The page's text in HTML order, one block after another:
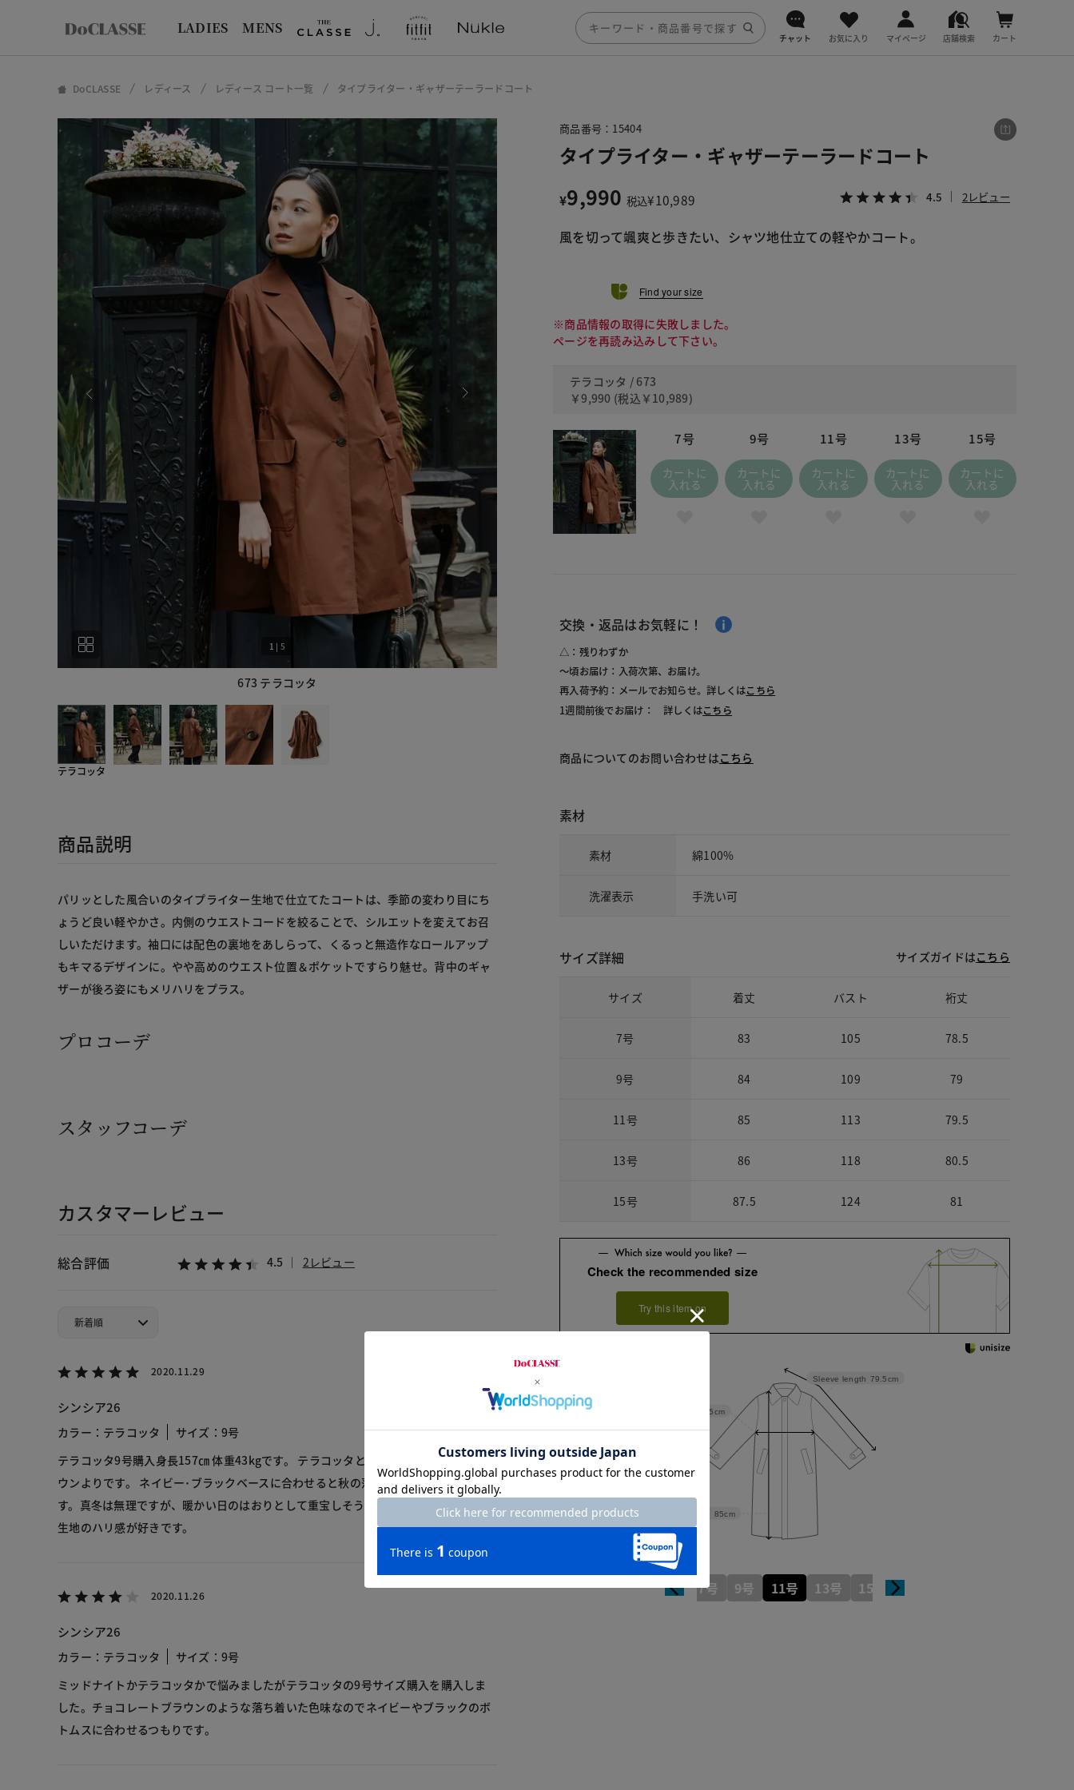
LADIES MENS
チャット お気に入り マイページ 店舗検索 カート
DoCLASSE レディース レディース コート一覧 タイプライター・ギャザーテーラードコート
673 テラコッタ 673 テラコッタ
1 | 5
テラコッタ
商品説明
パリッとした風合いのタイプライター生地で仕立てたコートは、季節の変わり目にち
ょうど良い軽やかさ。内側のウエストコードを絞ることで、シルエットを変えてお召
しいただけます。袖口には配色の裏地をあしらって、くるっと無造作なロールアップ
もキマるデザインに。やや高めのウエスト位置＆ポケットですらり魅せ。背中のギャ
ザーが後ろ姿にもメリハリをプラス。
プロコーデ
スタッフコーデ
カスタマーレビュー
総合評価 4.5 2レビュー
2020.11.29
シンシア26
カラー：テラコッタ
サイズ：9号
テラコッタ9号購入身長157㎝ 体重43kgです。 テラコッタといっても落ち着いたブラ
ウンよりです。 ネイビー･ブラックベースに合わせると秋の落ち着いた印象になりま
す。真冬は無理ですが、暖かい日のはおりとして重宝しそうです。タイプライターは
生地のハリ感が好きです。
2020.11.26
シンシア26
カラー：テラコッタ
サイズ：9号
ミッドナイトかテラコッタかで悩みましたがテラコッタの9号サイズ購入を購入しま
した。チョコレートブラウンのような落ち着いた色味なのでネイビーやブラックのボ
トムスに合わせるつもりです。
商品番号：15404
タイプライター・ギャザーテーラードコート
¥9,990 税込¥10,989 4.5 2レビュー
風を切って颯爽と歩きたい、シャツ地仕立ての軽やかコート。
Find your size
※商品情報の取得に失敗しました。
ページを再読み込みして下さい。
テラコッタ / 673
￥9,990 (税込 ￥10,989)
7号
カートに
入れる
9号
カートに
入れる
11号
カートに
入れる
13号
カートに
入れる
15号
カートに
入れる
交換・返品はお気軽に！
△：残りわずか
～頃お届け：入荷次第、お届け。
再入荷予約：メールでお知らせ。詳しくはこちら
1週間前後でお届け： 詳しくはこちら
商品についてのお問い合わせはこちら
素材
素材 綿100%
洗濯表示 手洗い可
サイズ詳細 サイズガイドはこちら
サイズ 着丈 バスト 裄丈
7号 83 105 78.5
9号 84 109 79
11号 85 113 79.5
13号 86 118 80.5
15号 87.5 124 81
Check the recommended size
Try this item on
Sleeve length 79.5cm
85cm
56.5cm
7号 9号 11号 13号 15号